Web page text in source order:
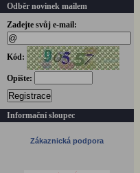
Odběr novinek mailem
Zadejte svůj e-mail:
Kód:
Opište:
Registrace
Informační sloupec
Zákaznická podpora